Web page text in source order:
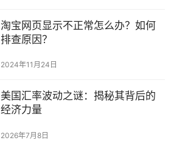
淘宝网页显示不正常怎么办？如何
排查原因？
2024年11月24日
美国汇率波动之谜：揭秘其背后的
经济力量
2026年7月8日